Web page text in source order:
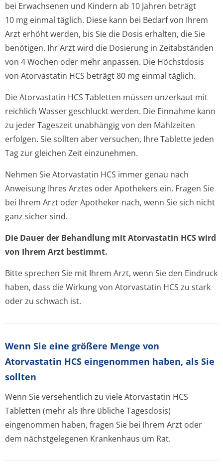
bei Erwachsenen und Kindern ab 10 Jahren beträgt
10 mg einmal täglich. Diese kann bei Bedarf von Ihrem
Arzt erhöht werden, bis Sie die Dosis erhalten, die Sie
benötigen. Ihr Arzt wird die Dosierung in Zeitabständen
von 4 Wochen oder mehr anpassen. Die Höchstdosis
von Atorvastatin HCS beträgt 80 mg einmal täglich.
Die Atorvastatin HCS Tabletten müssen unzerkaut mit
reichlich Wasser geschluckt werden. Die Einnahme kann
zu jeder Tageszeit unabhängig von den Mahlzeiten
erfolgen. Sie sollten aber versuchen, Ihre Tablette jeden
Tag zur gleichen Zeit einzunehmen.
Nehmen Sie Atorvastatin HCS immer genau nach
Anweisung Ihres Arztes oder Apothekers ein. Fragen Sie
bei Ihrem Arzt oder Apotheker nach, wenn Sie sich nicht
ganz sicher sind.
Die Dauer der Behandlung mit Atorvastatin HCS wird
von Ihrem Arzt bestimmt.
Bitte sprechen Sie mit Ihrem Arzt, wenn Sie den Eindruck
haben, dass die Wirkung von Atorvastatin HCS zu stark
oder zu schwach ist.
Wenn Sie eine größere Menge von
Atorvastatin HCS eingenommen haben, als Sie
sollten
Wenn Sie versehentlich zu viele Atorvastatin HCS
Tabletten (mehr als Ihre übliche Tagesdosis)
eingenommen haben, fragen Sie bei Ihrem Arzt oder
dem nächstgelegenen Krankenhaus um Rat.